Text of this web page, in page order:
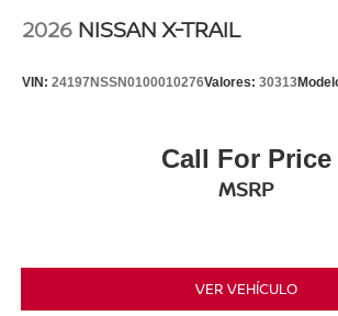
2026 NISSAN X-TRAIL
VIN: 24197NSSN0100010276Valores: 30313
Call For Price
MSRP
VER VEHÍCULO